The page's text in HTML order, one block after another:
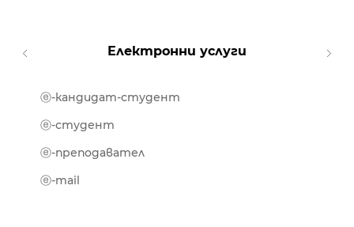
Електронни услуги
ⓔ-кандидат-студент
ⓔ-студент
ⓔ-преподавател
ⓔ-mail